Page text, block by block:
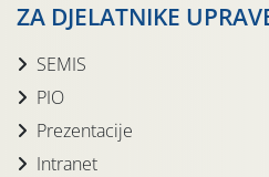
ZA DJELATNIKE
SEMIS
PIO
Prezentacije
Intranet